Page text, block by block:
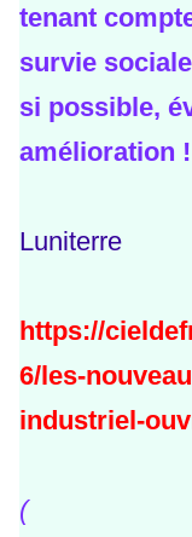
tenant
survie
si possible,
amélioration !
Luniterre
https://
6/les-
industriel-
(